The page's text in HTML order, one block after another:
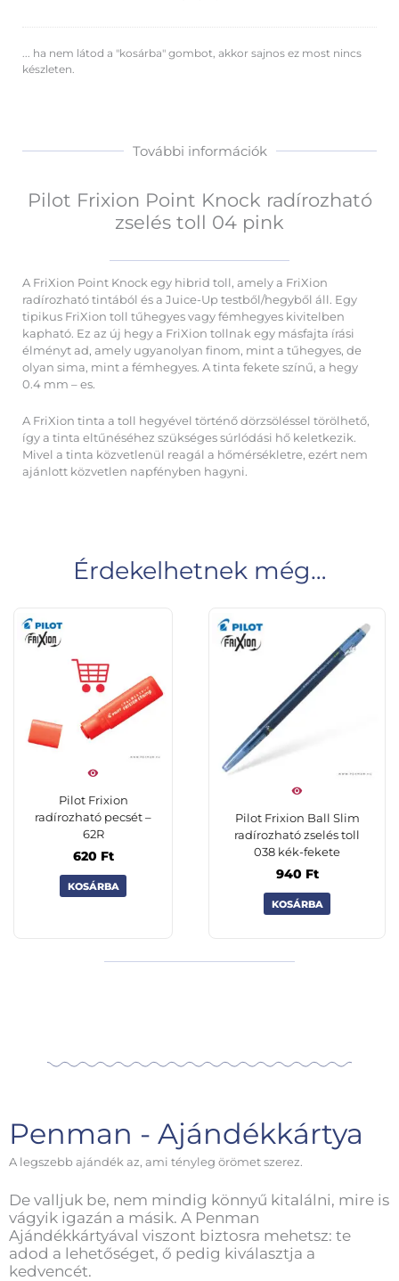
... ha nem látod a "kosárba" gombot, akkor sajnos ez most nincs
készleten.
További információk
Pilot Frixion Point Knock radírozható
zselés toll 04 pink
A FriXion Point Knock egy hibrid toll, amely a FriXion
radírozható tintából és a Juice-Up testből/hegyből áll. Egy
tipikus FriXion toll tűhegyes vagy fémhegyes kivitelben
kapható. Ez az új hegy a FriXion tollnak egy másfajta írási
élményt ad, amely ugyanolyan finom, mint a tűhegyes, de
olyan sima, mint a fémhegyes. A tinta fekete színű, a hegy
0.4 mm – es.
A FriXion tinta a toll hegyével történő dörzsöléssel törölhető,
így a tinta eltűnéséhez szükséges súrlódási hő keletkezik.
Mivel a tinta közvetlenül reagál a hőmérsékletre, ezért nem
ajánlott közvetlen napfényben hagyni.
Érdekelhetnek még…
Pilot Frixion
radírozható pecsét –
62R
620 Ft
KOSÁRBA
Pilot Frixion Ball Slim
radírozható zselés toll
038 kék-fekete
940 Ft
KOSÁRBA
Penman - Ajándékkártya
A legszebb ajándék az, ami tényleg örömet szerez.
De valljuk be, nem mindig könnyű kitalálni, mire is
vágyik igazán a másik. A Penman
Ajándékkártyával viszont biztosra mehetsz: te
adod a lehetőséget, ő pedig kiválasztja a
kedvencét.